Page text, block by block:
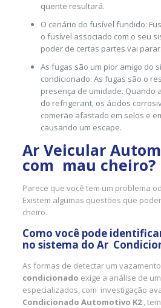
quente resultará.
O cenário do fusível fundido:
o fusível associado com o seu
poder de certas partes vai parar.
As fugas são um pior amigo do
condicionado: As fugas são o
presença de umidade. Quando
do refrigerant, os ácidos
comerão afastado em selos e
causando um escape.
Ar Veicular
com mau cheiro?
Parece que você tem um problema
Existem algumas questões que
cheiro.
Como você pode
no sistema do Ar
As formas de detectar um
condicionado exige a análise de
especializados, com investigação
Condicionado Automotivo K2,